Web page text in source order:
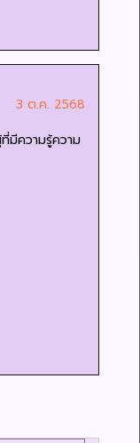
3 ต.ค. 2568
มีความรู้ความ